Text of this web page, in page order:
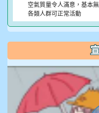
空氣質量令人滿意，基本
各類人群可正常活動